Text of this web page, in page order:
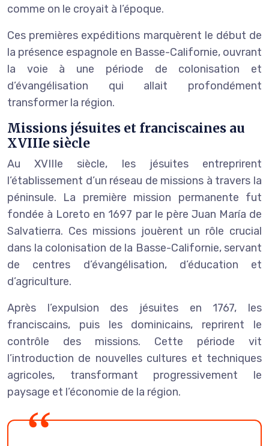
comme on le croyait à l’époque.
Ces premières expéditions marquèrent le début de
la présence espagnole en Basse-Californie, ouvrant
la voie à une période de colonisation et
d’évangélisation qui allait profondément
transformer la région.
Missions jésuites et franciscaines au
XVIIIe siècle
Au XVIIIe siècle, les jésuites entreprirent
l’établissement d’un réseau de missions à travers la
péninsule. La première mission permanente fut
fondée à Loreto en 1697 par le père Juan María de
Salvatierra. Ces missions jouèrent un rôle crucial
dans la colonisation de la Basse-Californie, servant
de centres d’évangélisation, d’éducation et
d’agriculture.
Après l’expulsion des jésuites en 1767, les
franciscains, puis les dominicains, reprirent le
contrôle des missions. Cette période vit
l’introduction de nouvelles cultures et techniques
agricoles, transformant progressivement le
paysage et l’économie de la région.